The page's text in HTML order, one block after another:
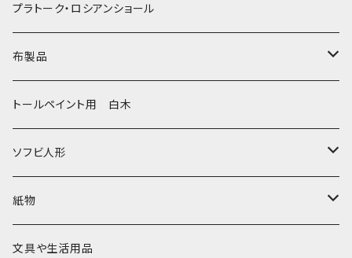
動物マトリョーシカ
セミョーノフの子達
その他のマトショーシカ
キーロフの子達
リュボーフィ・ブズイキナ
タチアナ ドゥビニッチ
エレナ・イワンツォワ
バローニナ・マリヤ
ヴィクトル・ニキーチン
その他
白樺編み
トレイ・平皿
白樺靴
白樺その他
ベル・起きあがりこぼし
オルゴール
キッチン
イースターエッグ
小物入れ・ボトルケース
置物
ホフロマ
アルハンゲリスク
ゴロジェッツ
ジョストボ
グジェリ
プラトーク・ロシアンショール
布製品
キッチンクロス
ソビエトデザイン 昔の布
切り売り布・リボン
その他
トールペイント用 白木
ソフビ人形
現代物
ソビエト時代モノ等
紙物
本類
文具や生活用品